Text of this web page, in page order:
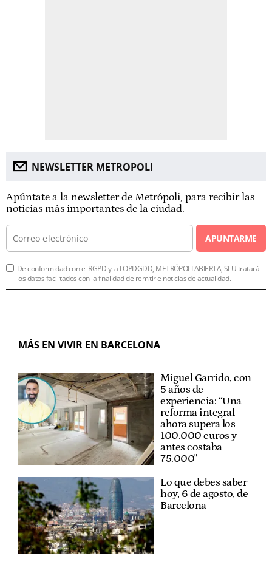
NEWSLETTER METROPOLI
Apúntate a la newsletter de Metrópoli, para recibir las
noticias más importantes de la ciudad.
APUNTARME
De conformidad con el RGPD y la LOPDGDD, METRÓPOLI ABIERTA, SLU tratará
los datos facilitados con la finalidad de remitirle noticias de actualidad.
MÁS EN VIVIR EN BARCELONA
Miguel Garrido, con
5 años de
experiencia: “Una
reforma integral
ahora supera los
100.000 euros y
antes costaba
75.000"
Lo que debes saber
hoy, 6 de agosto, de
Barcelona